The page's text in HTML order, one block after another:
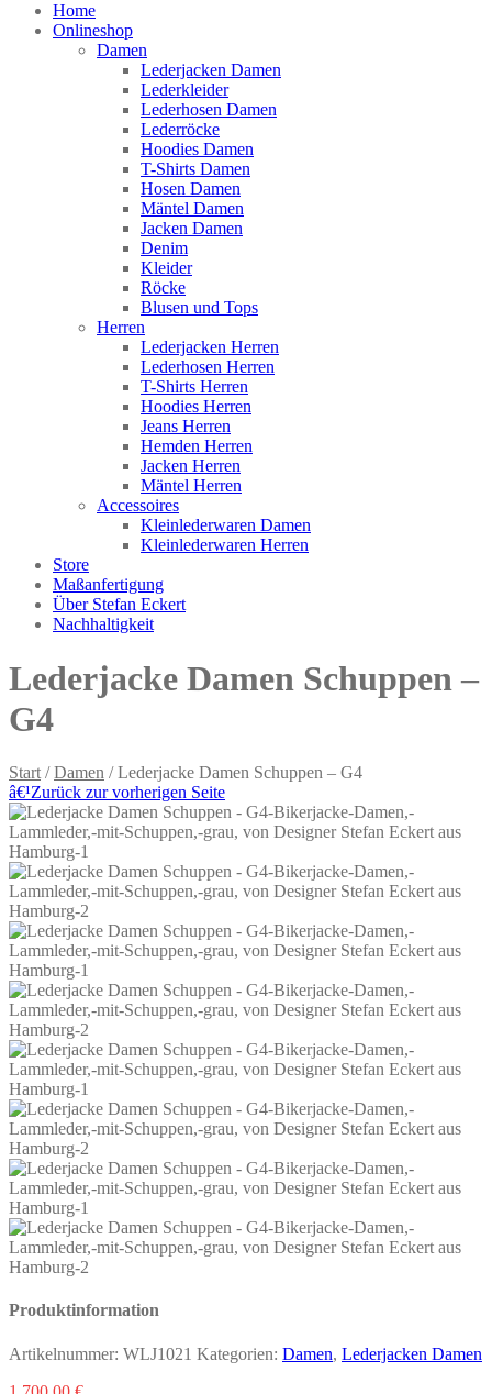
Home
Onlineshop
Damen
Lederjacken Damen
Lederkleider
Lederhosen Damen
Lederröcke
Hoodies Damen
T-Shirts Damen
Hosen Damen
Mäntel Damen
Jacken Damen
Denim
Kleider
Röcke
Blusen und Tops
Herren
Lederjacken Herren
Lederhosen Herren
T-Shirts Herren
Hoodies Herren
Jeans Herren
Hemden Herren
Jacken Herren
Mäntel Herren
Accessoires
Kleinlederwaren Damen
Kleinlederwaren Herren
Store
Maßanfertigung
Über Stefan Eckert
Nachhaltigkeit
Lederjacke Damen Schuppen –
G4
Start /Damen / Lederjacke Damen Schuppen – G4
â€¹Zurück zur vorherigen Seite
Produktinformation
Artikelnummer: WLJ1021 Kategorien: Damen, Lederjacken Damen